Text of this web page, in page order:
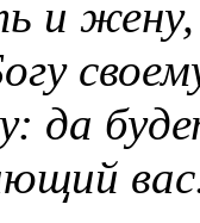
и
да